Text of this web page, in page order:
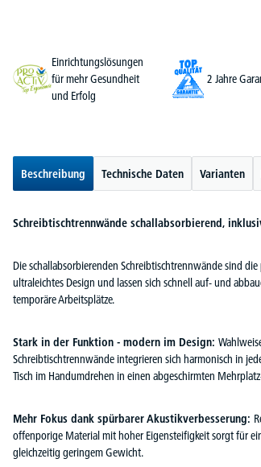
Einrichtungslösungen
für mehr Gesundheit
und Erfolg
2 Jahre
Beschreibung Technische Daten Varianten
Schreibtischtrennwände schallabsorbierend,
Die schallabsorbierenden Schreibtischtrennwände sind
ultraleichtes Design und lassen sich schnell auf- und
temporäre Arbeitsplätze.
Stark in der Funktion - modern im Design:
Schreibtischtrennwände integrieren sich harmonisch in
Tisch im Handumdrehen in einen abgeschirmten
Mehr Fokus dank spürbarer Akustikverbesserung:
offenporige Material mit hoher Eigensteifigkeit sorgt für
gleichzeitig geringem Gewicht.